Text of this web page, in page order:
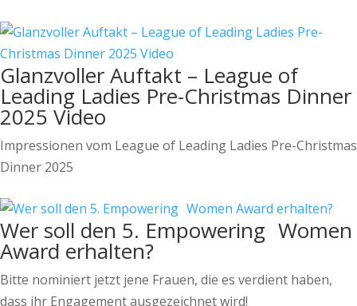
Glanzvoller Auftakt – League of
Leading Ladies Pre-Christmas Dinner
2025 Video
Impressionen vom League of Leading Ladies Pre-Christmas
Dinner 2025
Wer soll den 5. Empowering Women
Award erhalten?
Bitte nominiert jetzt jene Frauen, die es verdient haben,
dass ihr Engagement ausgezeichnet wird!